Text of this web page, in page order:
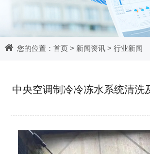
您的位置： 首页> 新闻资讯 > 行业新闻
中央空调制冷冷冻水系统清洗